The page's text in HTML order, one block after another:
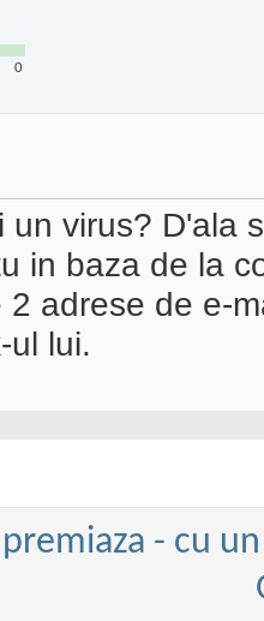
0
un virus? D'ala
in baza de la
2 adrese de e-
ul lui.
- cu